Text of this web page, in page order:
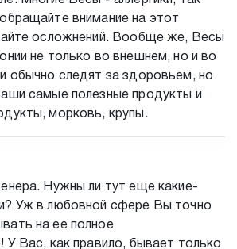
внимание на этот
осложнений. Вообще же, Весы
не только во внешнем, но и во
обычно следят за здоровьем, но
самые полезные продукты и
морковь, крупы.
Нужны ли тут еще какие-
Уж в любовной сфере Вы точно
на ее полное
У Вас, как правило, бывает только